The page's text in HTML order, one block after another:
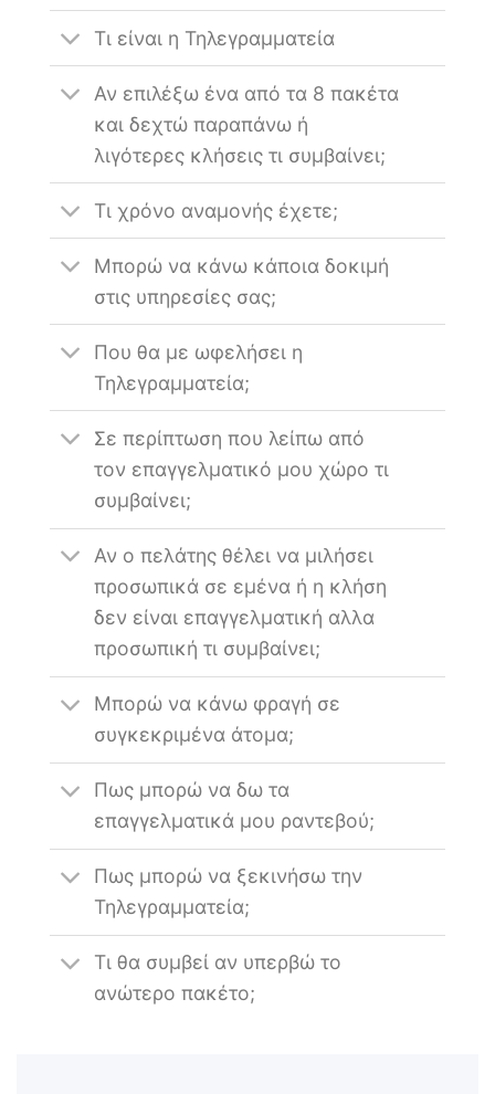
Τι είναι η Τηλεγραμματεία
Αν επιλέξω ένα από τα 8 πακέτα
και δεχτώ παραπάνω ή
λιγότερες κλήσεις τι συμβαίνει;
Τι χρόνο αναμονής έχετε;
Μπορώ να κάνω κάποια δοκιμή
στις υπηρεσίες σας;
Που θα με ωφελήσει η
Τηλεγραμματεία;
Σε περίπτωση που λείπω από
τον επαγγελματικό μου χώρο τι
συμβαίνει;
Αν ο πελάτης θέλει να μιλήσει
προσωπικά σε εμένα ή η κλήση
δεν είναι επαγγελματική αλλα
προσωπική τι συμβαίνει;
Μπορώ να κάνω φραγή σε
συγκεκριμένα άτομα;
Πως μπορώ να δω τα
επαγγελματικά μου ραντεβού;
Πως μπορώ να ξεκινήσω την
Τηλεγραμματεία;
Τι θα συμβεί αν υπερβώ το
ανώτερο πακέτο;